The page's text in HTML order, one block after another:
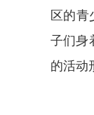
区的青
子们身
的活动